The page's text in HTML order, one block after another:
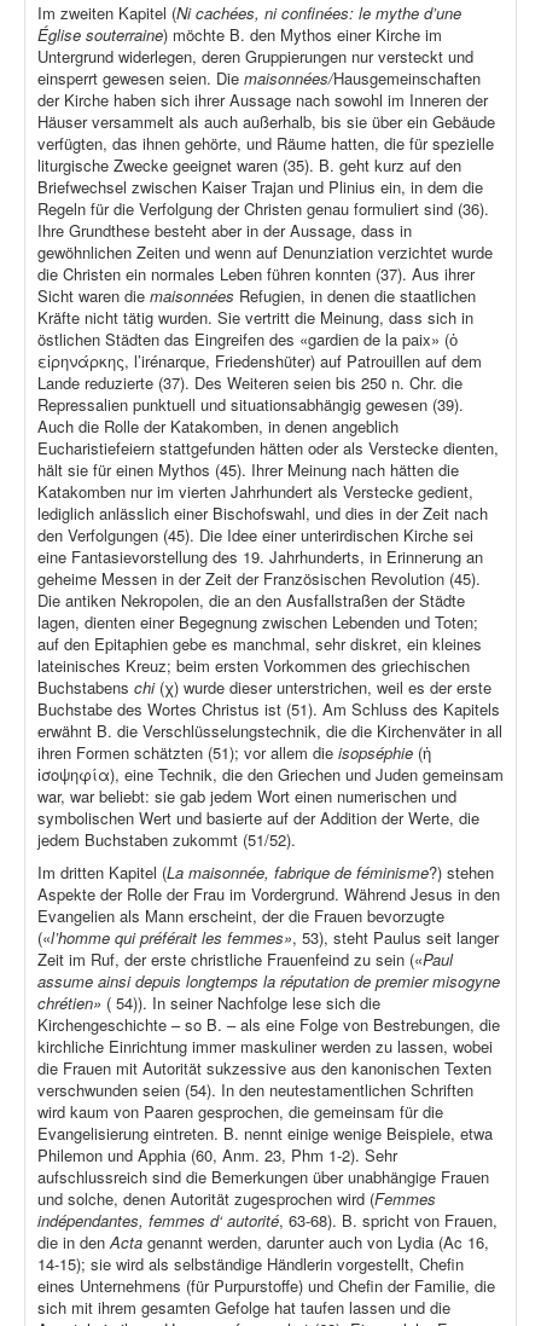
Im zweiten Kapitel (Ni cachées, ni confinées: le mythe d’une
Église souterraine) möchte B. den Mythos einer Kirche im
Untergrund widerlegen, deren Gruppierungen nur versteckt und
einsperrt gewesen seien. Die maisonnées/Hausgemeinschaften
der Kirche haben sich ihrer Aussage nach sowohl im Inneren der
Häuser versammelt als auch außerhalb, bis sie über ein Gebäude
verfügten, das ihnen gehörte, und Räume hatten, die für spezielle
liturgische Zwecke geeignet waren (35). B. geht kurz auf den
Briefwechsel zwischen Kaiser Trajan und Plinius ein, in dem die
Regeln für die Verfolgung der Christen genau formuliert sind (36).
Ihre Grundthese besteht aber in der Aussage, dass in
gewöhnlichen Zeiten und wenn auf Denunziation verzichtet wurde
die Christen ein normales Leben führen konnten (37). Aus ihrer
Sicht waren die maisonnées Refugien, in denen die staatlichen
Kräfte nicht tätig wurden. Sie vertritt die Meinung, dass sich in
östlichen Städten das Eingreifen des «gardien de la paix» (ὁ
εἰρηνάρκης, l’irénarque, Friedenshüter) auf Patrouillen auf dem
Lande reduzierte (37). Des Weiteren seien bis 250 n. Chr. die
Repressalien punktuell und situationsabhängig gewesen (39).
Auch die Rolle der Katakomben, in denen angeblich
Eucharistiefeiern stattgefunden hätten oder als Verstecke dienten,
hält sie für einen Mythos (45). Ihrer Meinung nach hätten die
Katakomben nur im vierten Jahrhundert als Verstecke gedient,
lediglich anlässlich einer Bischofswahl, und dies in der Zeit nach
den Verfolgungen (45). Die Idee einer unterirdischen Kirche sei
eine Fantasievorstellung des 19. Jahrhunderts, in Erinnerung an
geheime Messen in der Zeit der Französischen Revolution (45).
Die antiken Nekropolen, die an den Ausfallstraßen der Städte
lagen, dienten einer Begegnung zwischen Lebenden und Toten;
auf den Epitaphien gebe es manchmal, sehr diskret, ein kleines
lateinisches Kreuz; beim ersten Vorkommen des griechischen
Buchstabens chi (χ) wurde dieser unterstrichen, weil es der erste
Buchstabe des Wortes Christus ist (51). Am Schluss des Kapitels
erwähnt B. die Verschlüsselungstechnik, die die Kirchenväter in all
ihren Formen schätzten (51); vor allem die isopséphie (ἡ
ἰσοψηφία), eine Technik, die den Griechen und Juden gemeinsam
war, war beliebt: sie gab jedem Wort einen numerischen und
symbolischen Wert und basierte auf der Addition der Werte, die
jedem Buchstaben zukommt (51/52).
Im dritten Kapitel (La maisonnée, fabrique de féminisme?) stehen
Aspekte der Rolle der Frau im Vordergrund. Während Jesus in den
Evangelien als Mann erscheint, der die Frauen bevorzugte
(«l’homme qui préférait les femmes», 53), steht Paulus seit langer
Zeit im Ruf, der erste christliche Frauenfeind zu sein («Paul
assume ainsi depuis longtemps la réputation de premier misogyne
chrétien» ( 54)). In seiner Nachfolge lese sich die
Kirchengeschichte – so B. – als eine Folge von Bestrebungen, die
kirchliche Einrichtung immer maskuliner werden zu lassen, wobei
die Frauen mit Autorität sukzessive aus den kanonischen Texten
verschwunden seien (54). In den neutestamentlichen Schriften
wird kaum von Paaren gesprochen, die gemeinsam für die
Evangelisierung eintreten. B. nennt einige wenige Beispiele, etwa
Philemon und Apphia (60, Anm. 23, Phm 1-2). Sehr
aufschlussreich sind die Bemerkungen über unabhängige Frauen
und solche, denen Autorität zugesprochen wird (Femmes
indépendantes, femmes d‘ autorité, 63-68). B. spricht von Frauen,
die in denActa genannt werden, darunter auch von Lydia (Ac 16,
14-15); sie wird als selbständige Händlerin vorgestellt, Chefin
eines Unternehmens (für Purpurstoffe) und Chefin der Familie, die
sich mit ihrem gesamten Gefolge hat taufen lassen und die